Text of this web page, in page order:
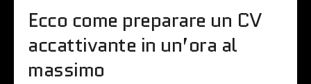
Ecco come preparare un CV
accattivante in un’ora al
massimo